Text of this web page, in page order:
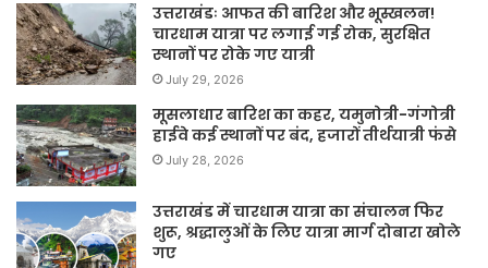
उत्तराखंडः आफत की बारिश और भूस्खलन!
चारधाम यात्रा पर लगाई गई रोक, सुरक्षित
स्थानों पर रोके गए यात्री
July 29, 2026
मूसलाधार बारिश का कहर, यमुनोत्री-गंगोत्री
हाईवे कई स्थानों पर बंद, हजारों तीर्थयात्री फंसे
July 28, 2026
उत्तराखंड में चारधाम यात्रा का संचालन फिर
शुरू, श्रद्धालुओं के लिए यात्रा मार्ग दोबारा खोले
गए